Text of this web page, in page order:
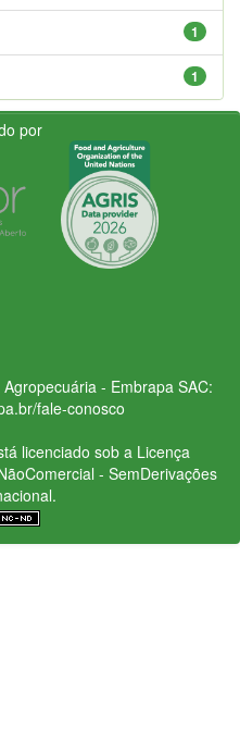
1
1
por
- Embrapa SAC:
fale-conosco
licenciado sob a Licença
- SemDerivações